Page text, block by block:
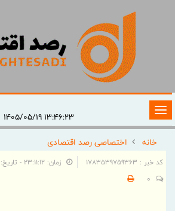
تغییر
وضعیت
ناوبری
خانه
اختصاصی رصد اقتصادی
کد خبر : 1783539759363 زمان: ۲۳:۱۱:۱۲ - تاریخ: ۱۴۰۵/۰۴/۱۷
0